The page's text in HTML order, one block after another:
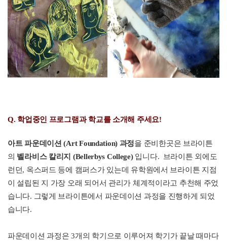
Q. 학업 중인 프로그램과 학교를 소개해 주세요!
아트 파운데이션 (Art Foundation) 과정을 준비한곳은 브라이튼
의 벨라비스 칼리지 (Bellerbys College) 입니다. 브라이튼 외에도
런던, 옥스퍼드 등에 캠퍼스가 있는데 유학원에서 브라이튼 지점
이 설립된 지 가장 오래 되어서 관리가 체계적이라고 추천해 주었
습니다. 그렇게 브라이튼에서 파운데이션 과정을 진행하게 되었
습니다.
파운데이션 과정은 3개의 학기으로 이루어져 학기가 끝날 때마다